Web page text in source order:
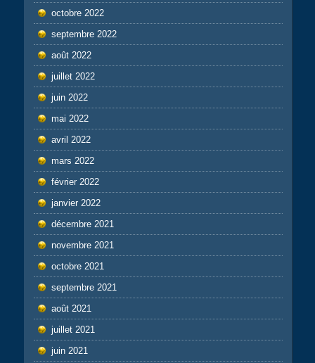
octobre 2022
septembre 2022
août 2022
juillet 2022
juin 2022
mai 2022
avril 2022
mars 2022
février 2022
janvier 2022
décembre 2021
novembre 2021
octobre 2021
septembre 2021
août 2021
juillet 2021
juin 2021